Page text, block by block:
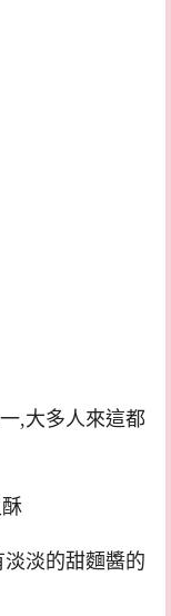
,大多人來這都
淡的甜麵醬的